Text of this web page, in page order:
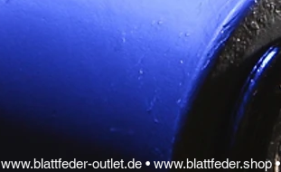
www.blattfeder-outlet.de • www.blattfeder.shop •